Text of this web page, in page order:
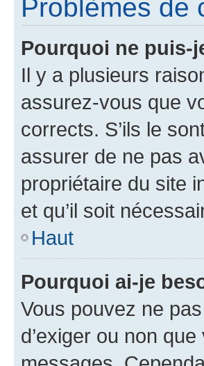
Problèmes de
Pourquoi ne puis-
Il y a plusieurs
assurez-vous que
corrects. S’ils le
assurer de ne pas
propriétaire du site
et qu’il soit
Haut
Pourquoi ai-je
Vous pouvez ne
d’exiger ou non